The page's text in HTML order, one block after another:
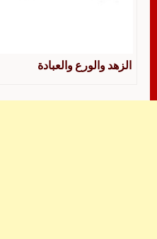
الزهد والورع والعبادة